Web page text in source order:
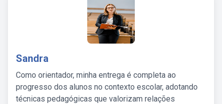
Sandra
Como orientador, minha entrega é completa ao
progresso dos alunos no contexto escolar, adotando
técnicas pedagógicas que valorizam relações